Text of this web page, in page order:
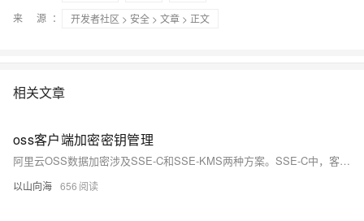
来 源：
开发者社区 > 安全 > 文章 > 正文
相关文章
oss客户端加密密钥管理
阿里云OSS数据加密涉及SSE-C和SSE-KMS两种方案。SSE-C中，客户端自动生成并管理DEK，负责加密和解密数据，需确保密钥的安全存储和访问控制。SSE-KMS则利用KMS生成和管理密钥，客户端通过API请求加密/解密密钥，实现更安全的密钥管理。无论哪种方式，都需要遵循密钥生命周期管理、访问控制、安全存储和定期轮换等最佳实践。选择SSE-C需要客户端有安全的密钥存储，而SSE-KMS则需关注与KMS的API交互和访问策略。
以山向海 656